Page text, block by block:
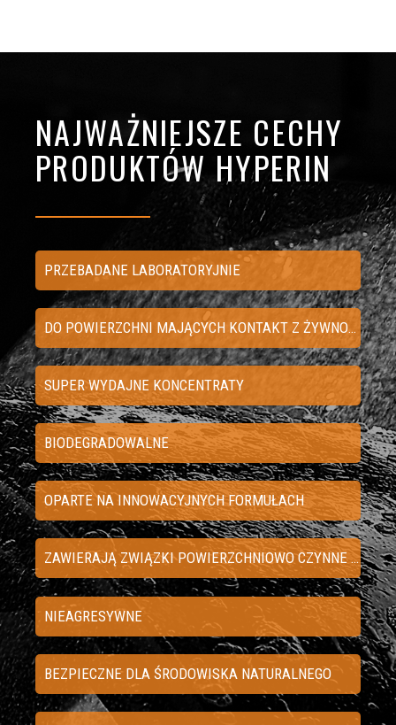
NAJWAŻNIEJSZE CECHY
PRODUKTÓW HYPERIN
PRZEBADANE LABORATORYJNIE
DO POWIERZCHNI MAJĄCYCH KONTAKT Z ŻYWNOŚCIĄ
SUPER WYDAJNE KONCENTRATY
BIODEGRADOWALNE
OPARTE NA INNOWACYJNYCH FORMUŁACH
ZAWIERAJĄ ZWIĄZKI POWIERZCHNIOWO CZYNNE POCHODZENIA NATURALNEGO
NIEAGRESYWNE
BEZPIECZNE DLA ŚRODOWISKA NATURALNEGO